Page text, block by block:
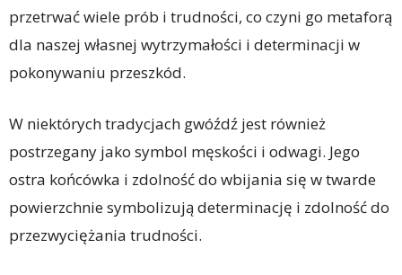
przetrwać wiele prób i trudności, co czyni go metaforą
dla naszej własnej wytrzymałości i determinacji w
pokonywaniu przeszkód.
W niektórych tradycjach gwóźdź jest również
postrzegany jako symbol męskości i odwagi. Jego
ostra końcówka i zdolność do wbijania się w twarde
powierzchnie symbolizują determinację i zdolność do
przezwyciężania trudności.